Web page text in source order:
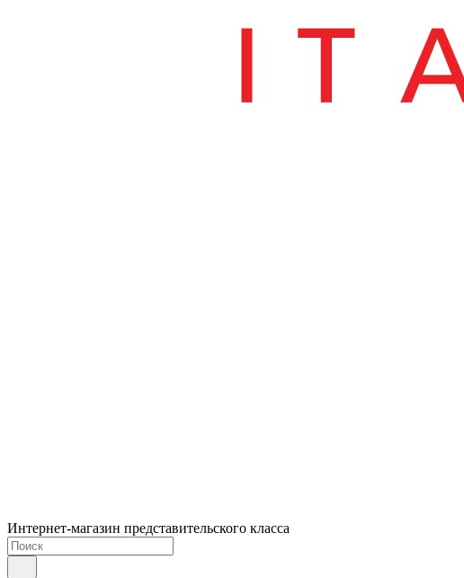
Интернет-магазин представительского класса